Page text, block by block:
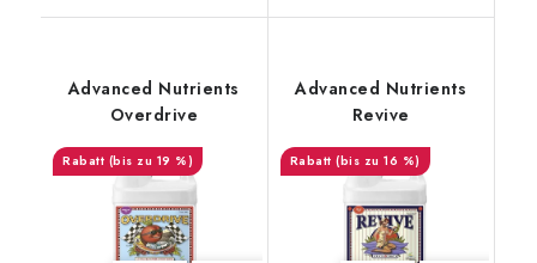
Advanced Nutrients
Overdrive
(bis zu 19 %)
Advanced Nutrients
Revive
(bis zu 16 %)